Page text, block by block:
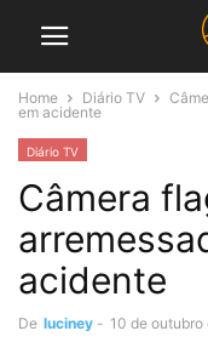
Home Diário TV
em acidente
Diário TV
Câmera
acidente
De luciney - 10 de outubro